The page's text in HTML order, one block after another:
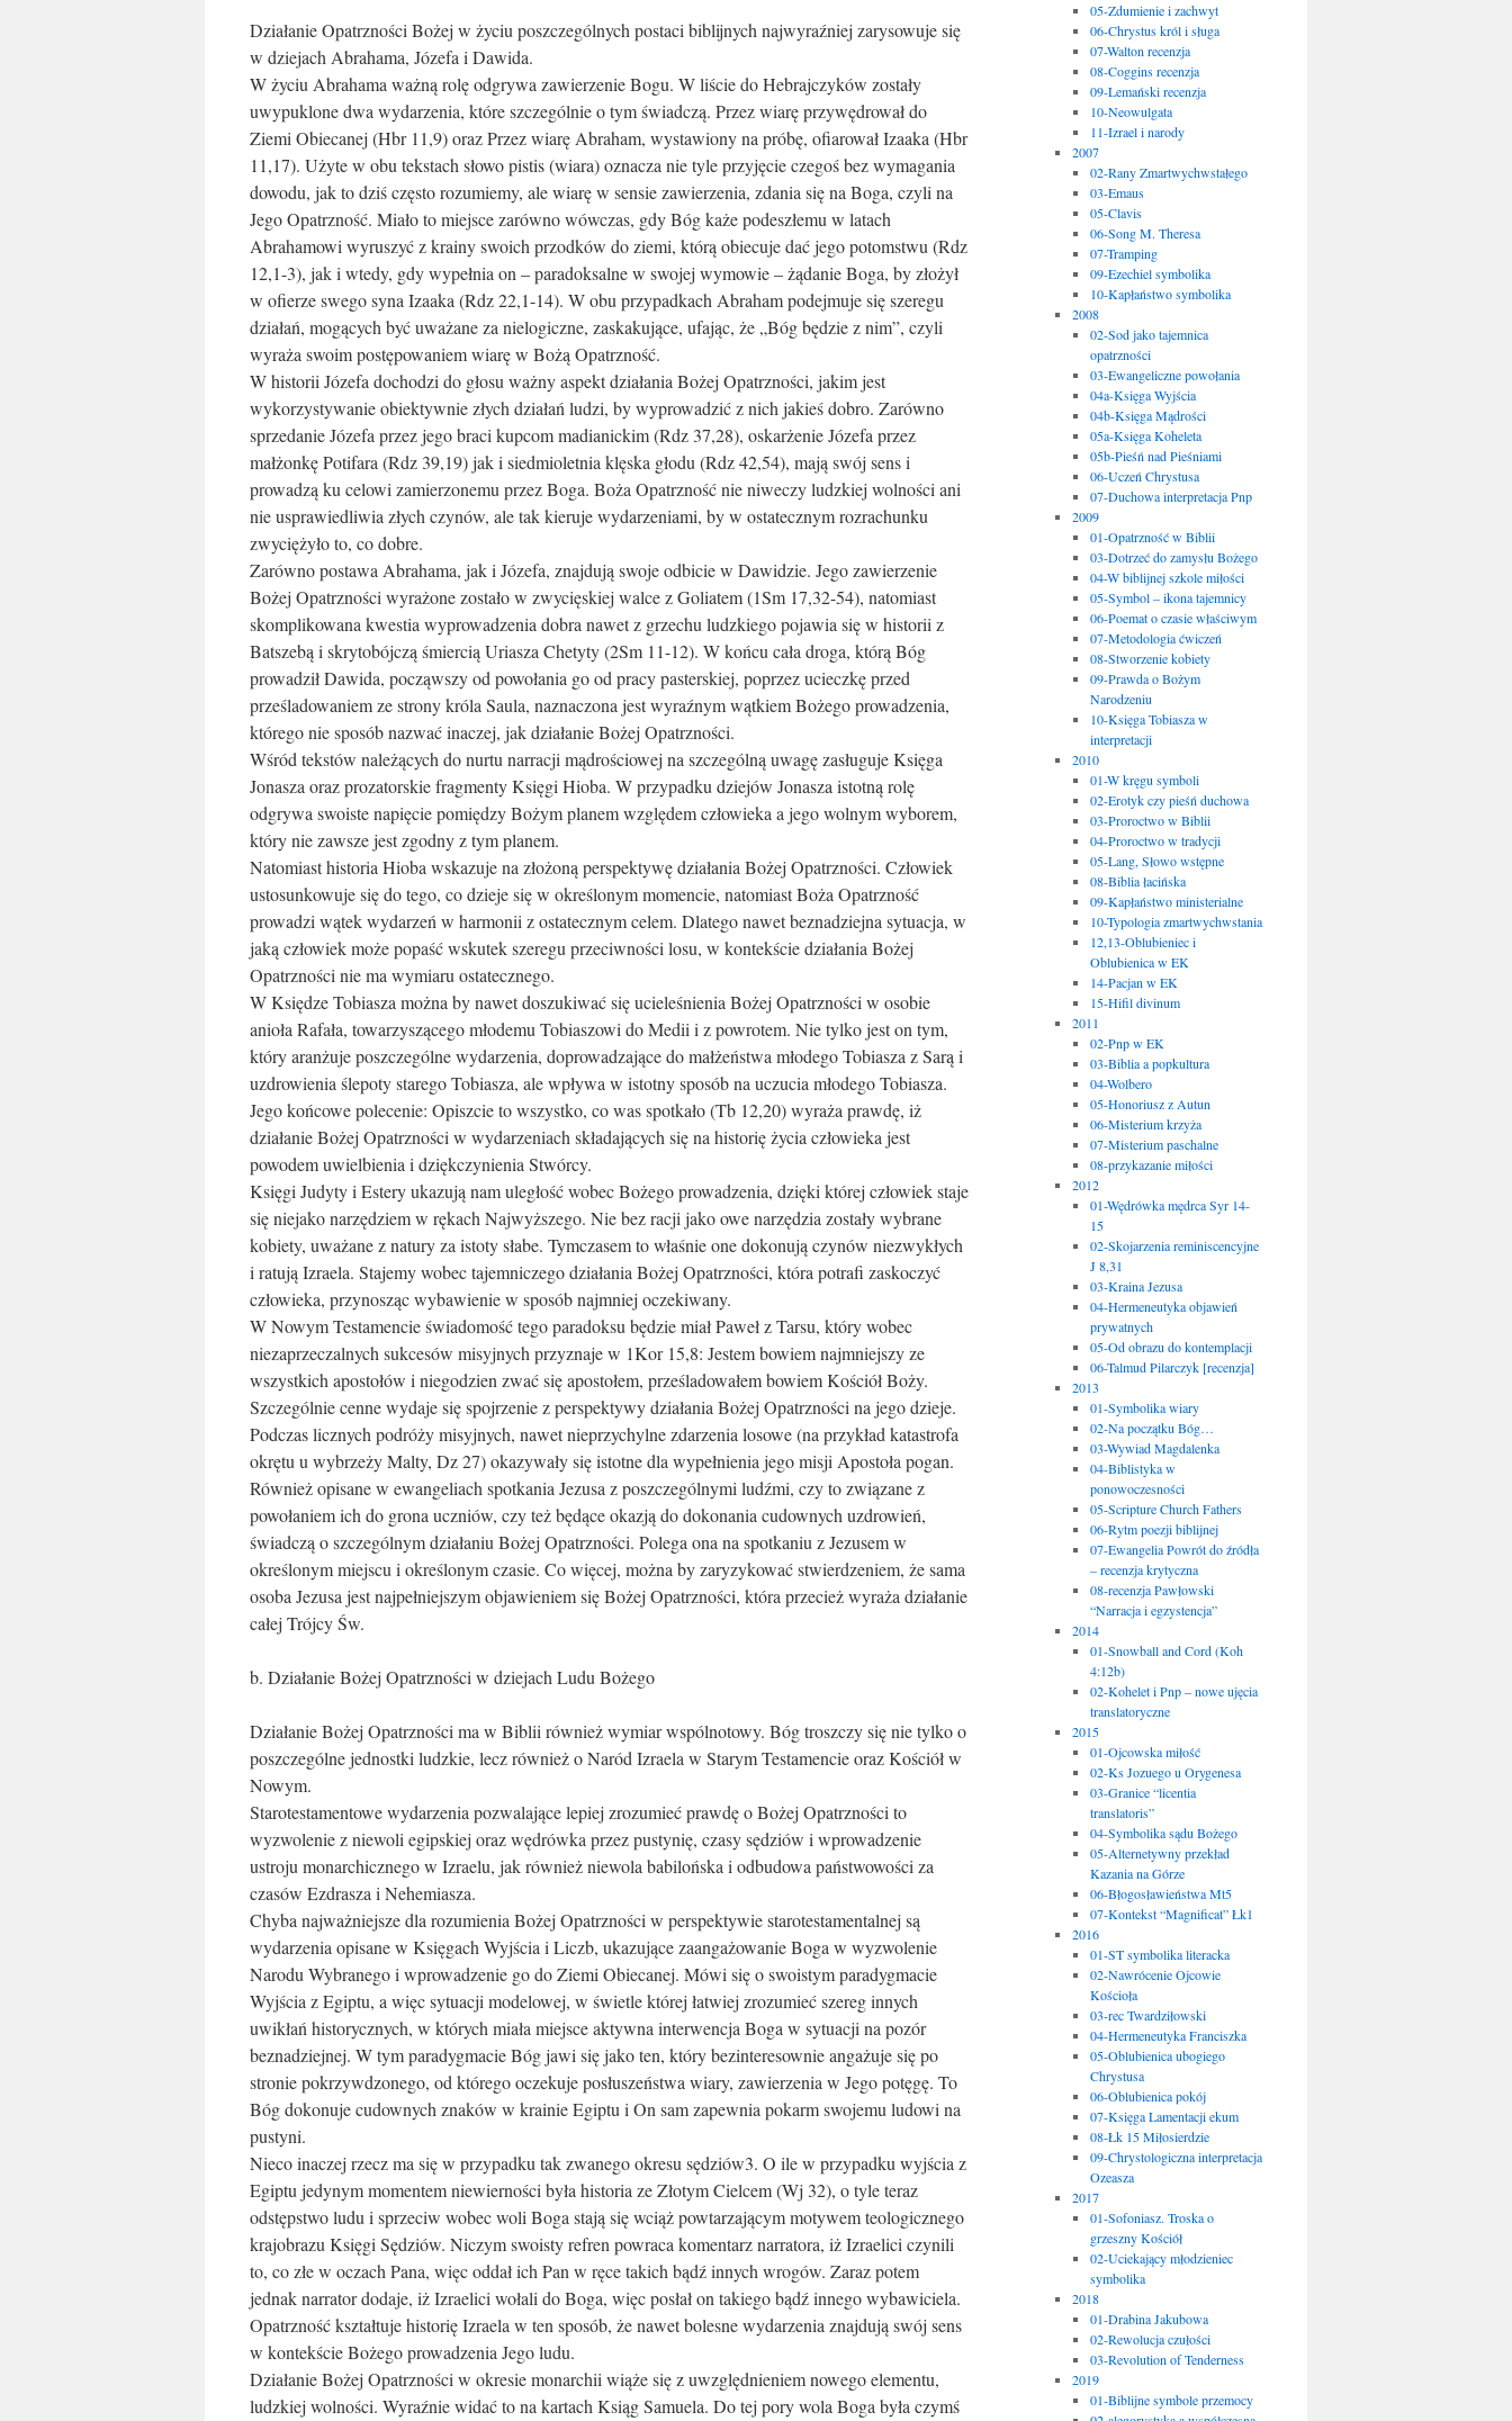
Działanie Opatrzności Bożej w życiu poszczególnych postaci biblijnych najwyraźniej zarysowuje się
w dziejach Abrahama, Józefa i Dawida.
W życiu Abrahama ważną rolę odgrywa zawierzenie Bogu. W liście do Hebrajczyków zostały
uwypuklone dwa wydarzenia, które szczególnie o tym świadczą. Przez wiarę przywędrował do
Ziemi Obiecanej (Hbr 11,9) oraz Przez wiarę Abraham, wystawiony na próbę, ofiarował Izaaka (Hbr
11,17). Użyte w obu tekstach słowo pistis (wiara) oznacza nie tyle przyjęcie czegoś bez wymagania
dowodu, jak to dziś często rozumiemy, ale wiarę w sensie zawierzenia, zdania się na Boga, czyli na
Jego Opatrzność. Miało to miejsce zarówno wówczas, gdy Bóg każe podeszłemu w latach
Abrahamowi wyruszyć z krainy swoich przodków do ziemi, którą obiecuje dać jego potomstwu (Rdz
12,1-3), jak i wtedy, gdy wypełnia on – paradoksalne w swojej wymowie – żądanie Boga, by złożył
w ofierze swego syna Izaaka (Rdz 22,1-14). W obu przypadkach Abraham podejmuje się szeregu
działań, mogących być uważane za nielogiczne, zaskakujące, ufając, że „Bóg będzie z nim”, czyli
wyraża swoim postępowaniem wiarę w Bożą Opatrzność.
W historii Józefa dochodzi do głosu ważny aspekt działania Bożej Opatrzności, jakim jest
wykorzystywanie obiektywnie złych działań ludzi, by wyprowadzić z nich jakieś dobro. Zarówno
sprzedanie Józefa przez jego braci kupcom madianickim (Rdz 37,28), oskarżenie Józefa przez
małżonkę Potifara (Rdz 39,19) jak i siedmioletnia klęska głodu (Rdz 42,54), mają swój sens i
prowadzą ku celowi zamierzonemu przez Boga. Boża Opatrzność nie niweczy ludzkiej wolności ani
nie usprawiedliwia złych czynów, ale tak kieruje wydarzeniami, by w ostatecznym rozrachunku
zwyciężyło to, co dobre.
Zarówno postawa Abrahama, jak i Józefa, znajdują swoje odbicie w Dawidzie. Jego zawierzenie
Bożej Opatrzności wyrażone zostało w zwycięskiej walce z Goliatem (1Sm 17,32-54), natomiast
skomplikowana kwestia wyprowadzenia dobra nawet z grzechu ludzkiego pojawia się w historii z
Batszebą i skrytobójczą śmiercią Uriasza Chetyty (2Sm 11-12). W końcu cała droga, którą Bóg
prowadził Dawida, począwszy od powołania go od pracy pasterskiej, poprzez ucieczkę przed
prześladowaniem ze strony króla Saula, naznaczona jest wyraźnym wątkiem Bożego prowadzenia,
którego nie sposób nazwać inaczej, jak działanie Bożej Opatrzności.
Wśród tekstów należących do nurtu narracji mądrościowej na szczególną uwagę zasługuje Księga
Jonasza oraz prozatorskie fragmenty Księgi Hioba. W przypadku dziejów Jonasza istotną rolę
odgrywa swoiste napięcie pomiędzy Bożym planem względem człowieka a jego wolnym wyborem,
który nie zawsze jest zgodny z tym planem.
Natomiast historia Hioba wskazuje na złożoną perspektywę działania Bożej Opatrzności. Człowiek
ustosunkowuje się do tego, co dzieje się w określonym momencie, natomiast Boża Opatrzność
prowadzi wątek wydarzeń w harmonii z ostatecznym celem. Dlatego nawet beznadziejna sytuacja, w
jaką człowiek może popaść wskutek szeregu przeciwności losu, w kontekście działania Bożej
Opatrzności nie ma wymiaru ostatecznego.
W Księdze Tobiasza można by nawet doszukiwać się ucieleśnienia Bożej Opatrzności w osobie
anioła Rafała, towarzyszącego młodemu Tobiaszowi do Medii i z powrotem. Nie tylko jest on tym,
który aranżuje poszczególne wydarzenia, doprowadzające do małżeństwa młodego Tobiasza z Sarą i
uzdrowienia ślepoty starego Tobiasza, ale wpływa w istotny sposób na uczucia młodego Tobiasza.
Jego końcowe polecenie: Opiszcie to wszystko, co was spotkało (Tb 12,20) wyraża prawdę, iż
działanie Bożej Opatrzności w wydarzeniach składających się na historię życia człowieka jest
powodem uwielbienia i dziękczynienia Stwórcy.
Księgi Judyty i Estery ukazują nam uległość wobec Bożego prowadzenia, dzięki której człowiek staje
się niejako narzędziem w rękach Najwyższego. Nie bez racji jako owe narzędzia zostały wybrane
kobiety, uważane z natury za istoty słabe. Tymczasem to właśnie one dokonują czynów niezwykłych
i ratują Izraela. Stajemy wobec tajemniczego działania Bożej Opatrzności, która potrafi zaskoczyć
człowieka, przynosząc wybawienie w sposób najmniej oczekiwany.
W Nowym Testamencie świadomość tego paradoksu będzie miał Paweł z Tarsu, który wobec
niezaprzeczalnych sukcesów misyjnych przyznaje w 1Kor 15,8: Jestem bowiem najmniejszy ze
wszystkich apostołów i niegodzien zwać się apostołem, prześladowałem bowiem Kościół Boży.
Szczególnie cenne wydaje się spojrzenie z perspektywy działania Bożej Opatrzności na jego dzieje.
Podczas licznych podróży misyjnych, nawet nieprzychylne zdarzenia losowe (na przykład katastrofa
okrętu u wybrzeży Malty, Dz 27) okazywały się istotne dla wypełnienia jego misji Apostoła pogan.
Również opisane w ewangeliach spotkania Jezusa z poszczególnymi ludźmi, czy to związane z
powołaniem ich do grona uczniów, czy też będące okazją do dokonania cudownych uzdrowień,
świadczą o szczególnym działaniu Bożej Opatrzności. Polega ona na spotkaniu z Jezusem w
określonym miejscu i określonym czasie. Co więcej, można by zaryzykować stwierdzeniem, że sama
osoba Jezusa jest najpełniejszym objawieniem się Bożej Opatrzności, która przecież wyraża działanie
całej Trójcy Św.
b. Działanie Bożej Opatrzności w dziejach Ludu Bożego
Działanie Bożej Opatrzności ma w Biblii również wymiar wspólnotowy. Bóg troszczy się nie tylko o
poszczególne jednostki ludzkie, lecz również o Naród Izraela w Starym Testamencie oraz Kościół w
Nowym.
Starotestamentowe wydarzenia pozwalające lepiej zrozumieć prawdę o Bożej Opatrzności to
wyzwolenie z niewoli egipskiej oraz wędrówka przez pustynię, czasy sędziów i wprowadzenie
ustroju monarchicznego w Izraelu, jak również niewola babilońska i odbudowa państwowości za
czasów Ezdrasza i Nehemiasza.
Chyba najważniejsze dla rozumienia Bożej Opatrzności w perspektywie starotestamentalnej są
wydarzenia opisane w Księgach Wyjścia i Liczb, ukazujące zaangażowanie Boga w wyzwolenie
Narodu Wybranego i wprowadzenie go do Ziemi Obiecanej. Mówi się o swoistym paradygmacie
Wyjścia z Egiptu, a więc sytuacji modelowej, w świetle której łatwiej zrozumieć szereg innych
uwikłań historycznych, w których miała miejsce aktywna interwencja Boga w sytuacji na pozór
beznadziejnej. W tym paradygmacie Bóg jawi się jako ten, który bezinteresownie angażuje się po
stronie pokrzywdzonego, od którego oczekuje posłuszeństwa wiary, zawierzenia w Jego potęgę. To
Bóg dokonuje cudownych znaków w krainie Egiptu i On sam zapewnia pokarm swojemu ludowi na
pustyni.
Nieco inaczej rzecz ma się w przypadku tak zwanego okresu sędziów3. O ile w przypadku wyjścia z
Egiptu jedynym momentem niewierności była historia ze Złotym Cielcem (Wj 32), o tyle teraz
odstępstwo ludu i sprzeciw wobec woli Boga stają się wciąż powtarzającym motywem teologicznego
krajobrazu Księgi Sędziów. Niczym swoisty refren powraca komentarz narratora, iż Izraelici czynili
to, co złe w oczach Pana, więc oddał ich Pan w ręce takich bądź innych wrogów. Zaraz potem
jednak narrator dodaje, iż Izraelici wołali do Boga, więc posłał on takiego bądź innego wybawiciela.
Opatrzność kształtuje historię Izraela w ten sposób, że nawet bolesne wydarzenia znajdują swój sens
w kontekście Bożego prowadzenia Jego ludu.
Działanie Bożej Opatrzności w okresie monarchii wiąże się z uwzględnieniem nowego elementu,
ludzkiej wolności. Wyraźnie widać to na kartach Ksiąg Samuela. Do tej pory wola Boga była czymś
05-Zdumienie i zachwyt
06-Chrystus król i sługa
07-Walton recenzja
08-Coggins recenzja
09-Lemański recenzja
10-Neowulgata
11-Izrael i narody
2007
02-Rany Zmartwychwstałego
03-Emaus
05-Clavis
06-Song M. Theresa
07-Tramping
09-Ezechiel symbolika
10-Kapłaństwo symbolika
2008
02-Sod jako tajemnica
opatrzności
03-Ewangeliczne powołania
04a-Księga Wyjścia
04b-Księga Mądrości
05a-Księga Koheleta
05b-Pieśń nad Pieśniami
06-Uczeń Chrystusa
07-Duchowa interpretacja Pnp
2009
01-Opatrzność w Biblii
03-Dotrzeć do zamysłu Bożego
04-W biblijnej szkole miłości
05-Symbol – ikona tajemnicy
06-Poemat o czasie właściwym
07-Metodologia ćwiczeń
08-Stworzenie kobiety
09-Prawda o Bożym
Narodzeniu
10-Księga Tobiasza w
interpretacji
2010
01-W kręgu symboli
02-Erotyk czy pieśń duchowa
03-Proroctwo w Biblii
04-Proroctwo w tradycji
05-Lang, Słowo wstępne
08-Biblia łacińska
09-Kapłaństwo ministerialne
10-Typologia zmartwychwstania
12,13-Oblubieniec i
Oblubienica w EK
14-Pacjan w EK
15-Hifil divinum
2011
02-Pnp w EK
03-Biblia a popkultura
04-Wolbero
05-Honoriusz z Autun
06-Misterium krzyża
07-Misterium paschalne
08-przykazanie miłości
2012
01-Wędrówka mędrca Syr 14-
15
02-Skojarzenia reminiscencyjne
J 8,31
03-Kraina Jezusa
04-Hermeneutyka objawień
prywatnych
05-Od obrazu do kontemplacji
06-Talmud Pilarczyk [recenzja]
2013
01-Symbolika wiary
02-Na początku Bóg…
03-Wywiad Magdalenka
04-Biblistyka w
ponowoczesności
05-Scripture Church Fathers
06-Rytm poezji biblijnej
07-Ewangelia Powrót do źródła
– recenzja krytyczna
08-recenzja Pawłowski
“Narracja i egzystencja”
2014
01-Snowball and Cord (Koh
4:12b)
02-Kohelet i Pnp – nowe ujęcia
translatoryczne
2015
01-Ojcowska miłość
02-Ks Jozuego u Orygenesa
03-Granice “licentia
translatoris”
04-Symbolika sądu Bożego
05-Alternetywny przekład
Kazania na Górze
06-Błogosławieństwa Mt5
07-Kontekst “Magnificat” Łk1
2016
01-ST symbolika literacka
02-Nawrócenie Ojcowie
Kościoła
03-rec Twardziłowski
04-Hermeneutyka Franciszka
05-Oblubienica ubogiego
Chrystusa
06-Oblubienica pokój
07-Księga Lamentacji ekum
08-Łk 15 Miłosierdzie
09-Chrystologiczna interpretacja
Ozeasza
2017
01-Sofoniasz. Troska o
grzeszny Kościół
02-Uciekający młodzieniec
symbolika
2018
01-Drabina Jakubowa
02-Rewolucja czułości
03-Revolution of Tenderness
2019
01-Biblijne symbole przemocy